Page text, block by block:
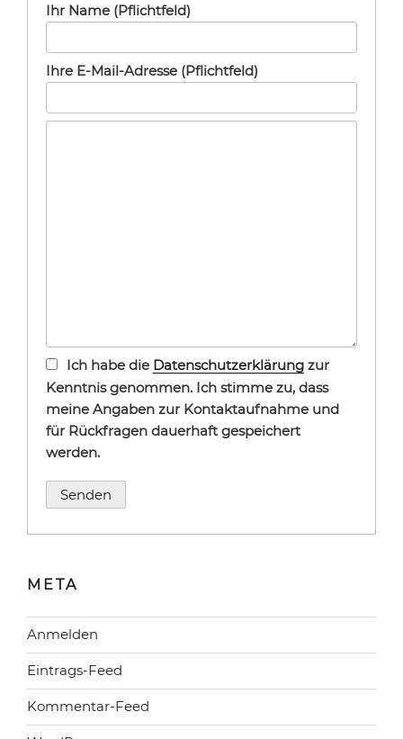
Ihr Name (Pflichtfeld)
Ihre E-Mail-Adresse (Pflichtfeld)
Ich habe die Datenschutzerklärung zur
Kenntnis genommen. Ich stimme zu, dass
meine Angaben zur Kontaktaufnahme und
für Rückfragen dauerhaft gespeichert
werden.
META
Anmelden
Eintrags-Feed
Kommentar-Feed